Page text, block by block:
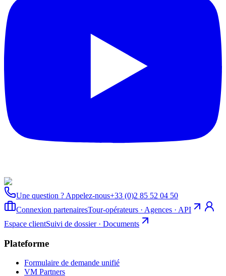
Une question ? Appelez-nous+33 (0)2 85 52 04 50
Connexion partenairesTour-opérateurs · Agences · API
Espace clientSuivi de dossier · Documents
Plateforme
Formulaire de demande unifié
VM Partners